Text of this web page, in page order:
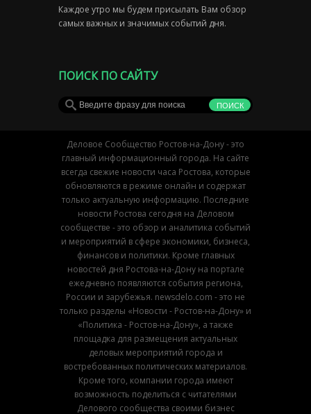
Каждое утро мы будем присылать Вам обзор
самых важных и значимых событий дня.
ПОИСК ПО САЙТУ
Деловое Сообщество Ростов-на-Дону - это
главный информационный города. На сайте
всегда свежие новости часа Ростова, которые
обновляются в режиме онлайн и содержат
только актуальную информацию. Последние
новости Ростова сегодня на Деловом
сообществе - это обзор и аналитика событий
и мероприятий в сфере экономики, бизнеса,
финансов и политики. Кроме главных
новостей дня Ростова-на-Дону на портале
ежедневно появляются события региона,
России и зарубежья. newsdelo.com - это не
только разделы «Новости - Ростов-на-Дону» и
«Политика - Ростов-на-Дону», а также
площадка для размещения актуальных
деловых мероприятий города и
востребованных политических материалов.
Кроме того, компании города имеют
возможность поделиться с читателями
Делового сообщества своими бизнес